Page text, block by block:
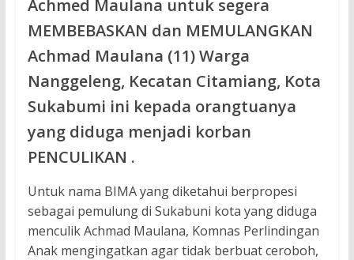
Achmed Maulana untuk segera
MEMBEBASKAN dan MEMULANGKAN
Achmad Maulana (11) Warga
Nanggeleng, Kecatan Citamiang, Kota
Sukabumi ini kepada orangtuanya
yang diduga menjadi korban
PENCULIKAN .
Untuk nama BIMA yang diketahui berpropesi
sebagai pemulung di Sukabuni kota yang diduga
menculik Achmad Maulana, Komnas Perlindingan
Anak mengingatkan agar tidak berbuat ceroboh,